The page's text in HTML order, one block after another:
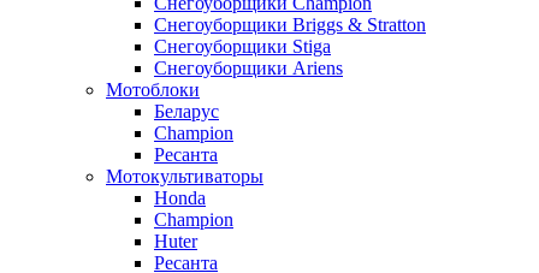
Снегоуборщики Briggs & Stratton
Снегоуборщики Stiga
Снегоуборщики Ariens
Мотоблоки
Беларус
Champion
Ресанта
Мотокультиваторы
Honda
Champion
Huter
Ресанта